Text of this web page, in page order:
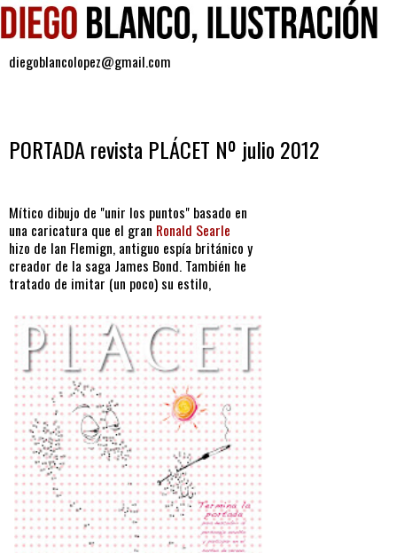
diegoblancolopez@gmail.com
PORTADA revista PLÁCET Nº julio 2012
Mítico dibujo de "unir los puntos" basado en
una caricatura que el gran Ronald Searle
hizo de Ian Flemign, antiguo espía británico y
creador de la saga James Bond. También he
tratado de imitar (un poco) su estilo,